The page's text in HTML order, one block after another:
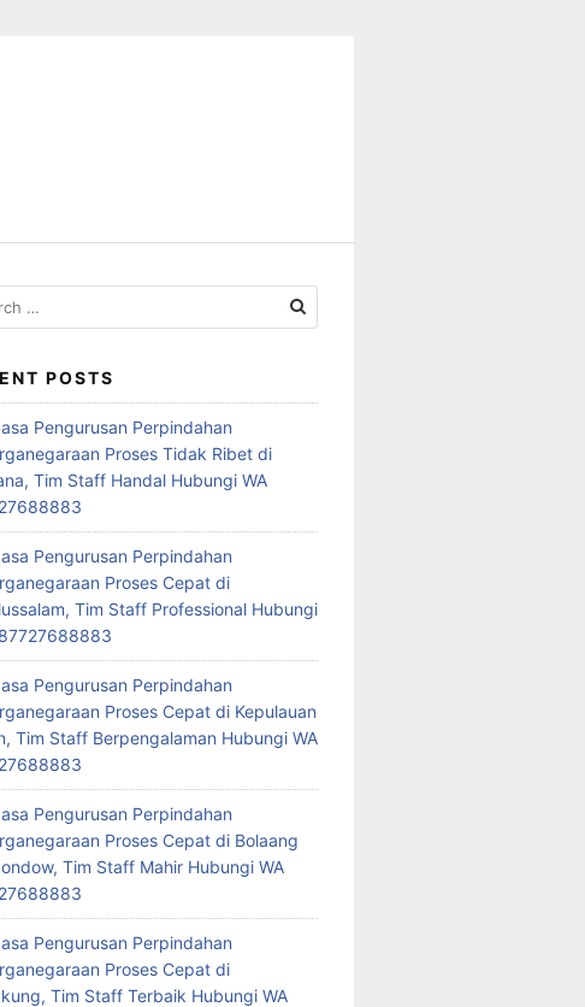
POSTS
Pengurusan Perpindahan
Proses Tidak Ribet di
Tim Staff Handal Hubungi WA
Pengurusan Perpindahan
Proses Cepat di
Tim Staff Professional Hubungi
Pengurusan Perpindahan
Proses Cepat di Kepulauan
Tim Staff Berpengalaman Hubungi WA
Pengurusan Perpindahan
Proses Cepat di Bolaang
Tim Staff Mahir Hubungi WA
Pengurusan Perpindahan
Proses Cepat di
Tim Staff Terbaik Hubungi WA